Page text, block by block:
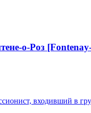
о-Роз
входивший в